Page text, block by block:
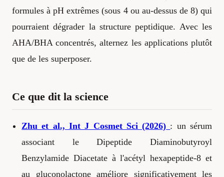
formules à pH extrêmes (sous 4 ou au-dessus de 8) qui
pourraient dégrader la structure peptidique. Avec les
AHA/BHA concentrés, alternez les applications plutôt
que de les superposer.
Ce que dit la science
Zhu et al., Int J Cosmet Sci (2026) : un sérum
associant le Dipeptide Diaminobutyroyl
Benzylamide Diacetate à l'acétyl hexapeptide-8 et
au gluconolactone améliore significativement les